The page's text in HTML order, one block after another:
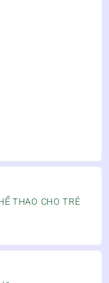
THAO CHO TRẺ